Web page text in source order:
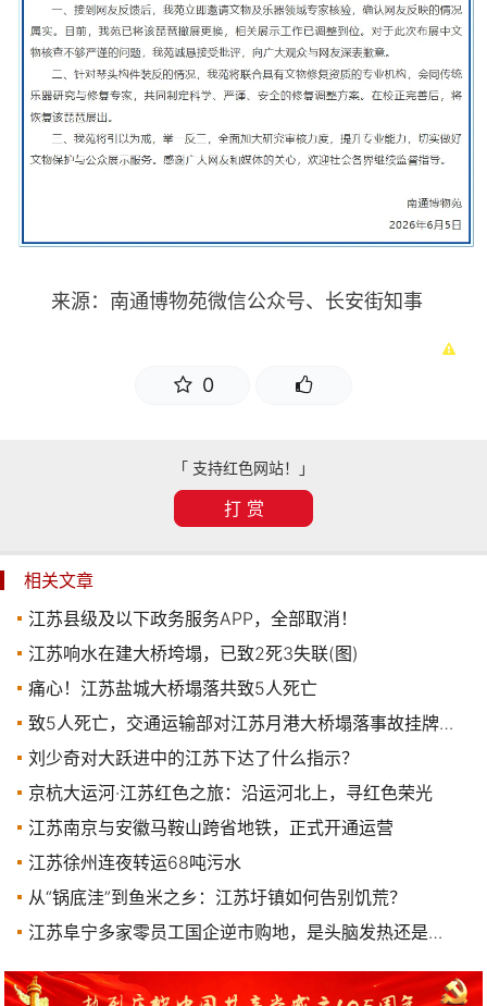
来源：南通博物苑微信公众号、长安街知事
0
「 支持红色网站！」
打 赏
相关文章
江苏县级及以下政务服务APP，全部取消！
江苏响水在建大桥垮塌，已致2死3失联(图)
痛心！江苏盐城大桥塌落共致5人死亡
致5人死亡，交通运输部对江苏月港大桥塌落事故挂牌督办
刘少奇对大跃进中的江苏下达了什么指示？
京杭大运河·江苏红色之旅：沿运河北上，寻红色荣光
江苏南京与安徽马鞍山跨省地铁，正式开通运营
江苏徐州连夜转运68吨污水
从“锅底洼”到鱼米之乡：江苏圩镇如何告别饥荒？
江苏阜宁多家零员工国企逆市购地，是头脑发热还是另有隐情